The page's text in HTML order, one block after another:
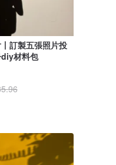
訂製五張照片投
材料包